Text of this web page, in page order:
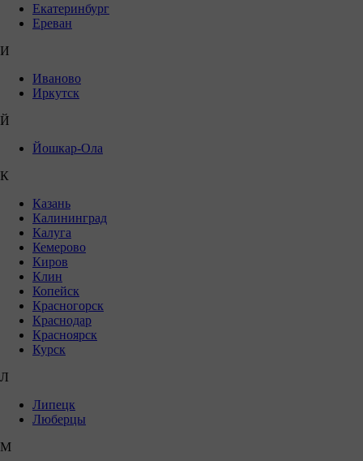
Екатеринбург
Ереван
И
Иваново
Иркутск
Й
Йошкар-Ола
К
Казань
Калининград
Калуга
Кемерово
Киров
Клин
Копейск
Красногорск
Краснодар
Красноярск
Курск
Л
Липецк
Люберцы
М